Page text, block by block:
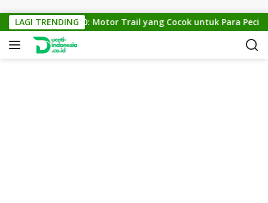
LAGI TRENDING
KTM Cross 150: Motor Trail yang Cocok untuk Para Pecinta